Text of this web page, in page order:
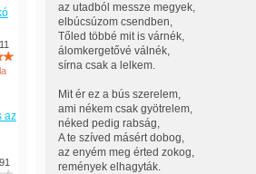
az
az utadból messze megyek,
elbúcsúzom csendben,
Tőled többé mit is várnék,
álomkergetővé válnék,
sírna csak a lelkem.
Mit ér ez a bús szerelem,
ami nékem csak gyötrelem,
néked pedig rabság,
A te szíved másért dobog,
az enyém meg érted zokog,
remények elhagyták.